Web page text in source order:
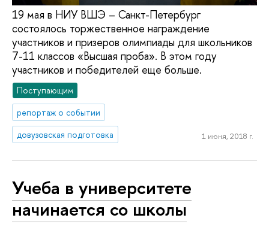
19 мая в НИУ ВШЭ – Санкт-Петербург
состоялось торжественное награждение
участников и призеров олимпиады для школьников
7-11 классов «Высшая проба». В этом году
участников и победителей еще больше.
Поступающим
репортаж о событии
довузовская подготовка
1 июня, 2018 г.
Учеба в университете
начинается со школы